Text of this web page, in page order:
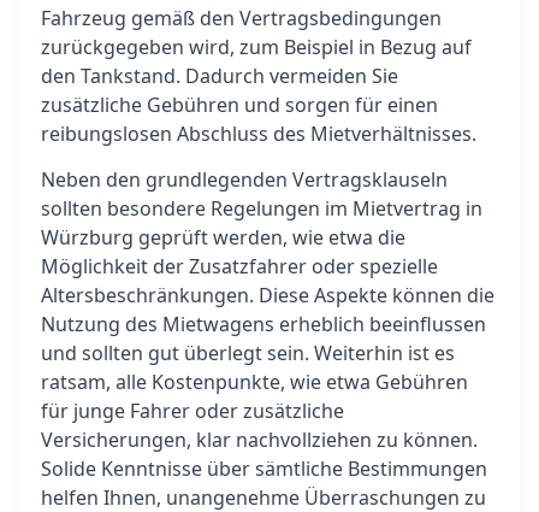
Fahrzeug gemäß den Vertragsbedingungen
zurückgegeben wird, zum Beispiel in Bezug auf
den Tankstand. Dadurch vermeiden Sie
zusätzliche Gebühren und sorgen für einen
reibungslosen Abschluss des Mietverhältnisses.
Neben den grundlegenden Vertragsklauseln
sollten besondere Regelungen im Mietvertrag in
Würzburg geprüft werden, wie etwa die
Möglichkeit der Zusatzfahrer oder spezielle
Altersbeschränkungen. Diese Aspekte können die
Nutzung des Mietwagens erheblich beeinflussen
und sollten gut überlegt sein. Weiterhin ist es
ratsam, alle Kostenpunkte, wie etwa Gebühren
für junge Fahrer oder zusätzliche
Versicherungen, klar nachvollziehen zu können.
Solide Kenntnisse über sämtliche Bestimmungen
helfen Ihnen, unangenehme Überraschungen zu